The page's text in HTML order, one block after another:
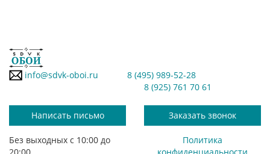
info@sdvk-oboi.ru
8 (495) 989-52-28
8 (925) 761 70 61
Написать письмо Заказать звонок
Без выходных с 10:00 до
Политика